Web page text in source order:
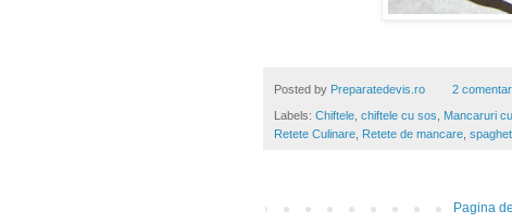
Posted by Preparatedevis.ro 2
Labels: Chiftele chiftele cu sos Mancaruri
Retete Culinare Retete de mancare
Pagina